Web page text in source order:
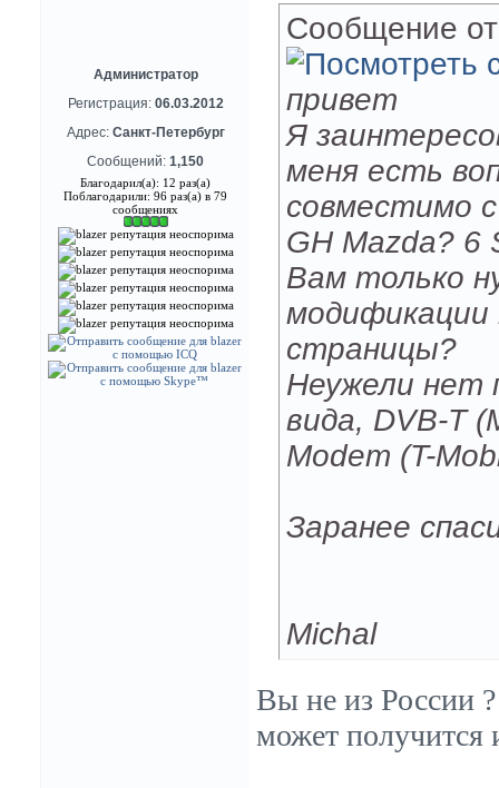
Администратор
Регистрация: 06.03.2012
Адрес: Санкт-Петербург
Сообщений: 1,150
Благодарил(а): 12 раз(а)
Поблагодарили: 96 раз(а) в 79
сообщениях
Сообщение
привет
Я
меня есть
совместимо
GH Mazda? 6
Вам только
модификации
страницы?
Неужели нет
вида, DVB-T
Modem (T-
Заранее
Michal
Вы не из России ?
может получится